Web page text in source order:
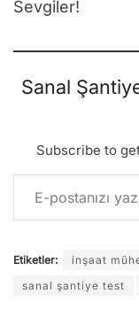
Sevgiler!
Sanal
Subscribe to
E-postanızı yazın…
Etiketler: inşaat
sanal şantiye test